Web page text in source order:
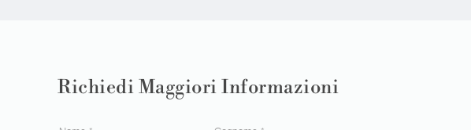
Richiedi Maggiori Informazioni